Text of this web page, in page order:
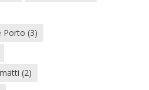
Porto (3)
(2)